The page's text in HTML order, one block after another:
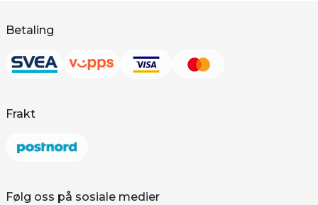
Betaling
Frakt
Følg oss på sosiale medier